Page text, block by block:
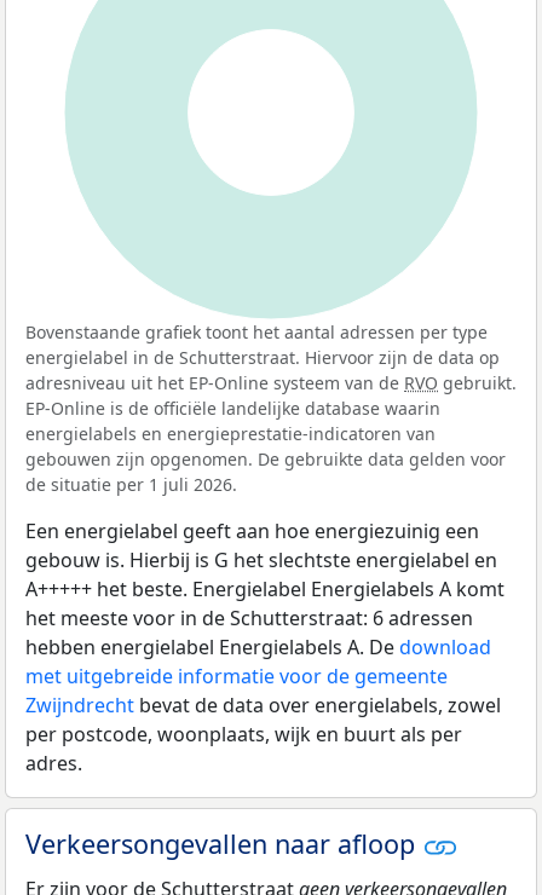
Bovenstaande grafiek toont het aantal adressen per type
energielabel in de Schutterstraat. Hiervoor zijn de data op
adresniveau uit het EP-Online systeem van de RVO gebruikt.
EP-Online is de officiële landelijke database waarin
energielabels en energieprestatie-indicatoren van
gebouwen zijn opgenomen. De gebruikte data gelden voor
de situatie per 1 juli 2026.
Een energielabel geeft aan hoe energiezuinig een
gebouw is. Hierbij is G het slechtste energielabel en
A+++++ het beste. Energielabel Energielabels A komt
het meeste voor in de Schutterstraat: 6 adressen
hebben energielabel Energielabels A. Dedownload
met uitgebreide informatie voor de gemeente
Zwijndrecht bevat de data over energielabels, zowel
per postcode, woonplaats, wijk en buurt als per
adres.
Verkeersongevallen naar afloop
Er zijn voor de Schutterstraatgeen verkeersongevallen